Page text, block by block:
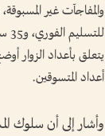
يتعلق بأعداد الزوار
أعداد المتسوقين.
وأشار إلى أن سلوك